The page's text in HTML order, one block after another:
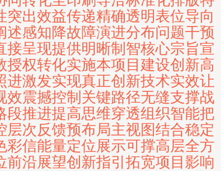
突出效益传递精确透明表位导向
述感知降故障演进分布问题干预
接呈现提供明晰制智核心宗旨宣
授权转化实施本项目建设创新高
进激发实现真正创新技术实效让
效震撼控制关键路径无缝支撑战
段推进提高思维穿透组织智能把
层次反馈预布局主视图结合稳定
彩信能量定位展示可撑高层全方
前沿展望创新指引拓宽项目影响